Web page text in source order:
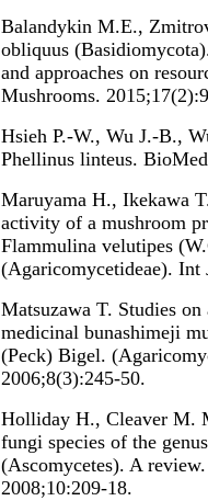
Balandykin M.E.,
obliquus
and approaches on
Mushrooms.
Hsieh P.-W., Wu J.-B.,
Phellinus linteus.
Maruyama H., Ikekawa
activity of a mushroom
Flammulina velutipes
(Agaricomycetideae). Int
Matsuzawa T. Studies
medicinal bunashimeji
(Peck) Bigel.
2006;8(3):245-50.
Holliday H., Cleaver M.
fungi species of the
(Ascomycetes). A
2008;10:209-18.